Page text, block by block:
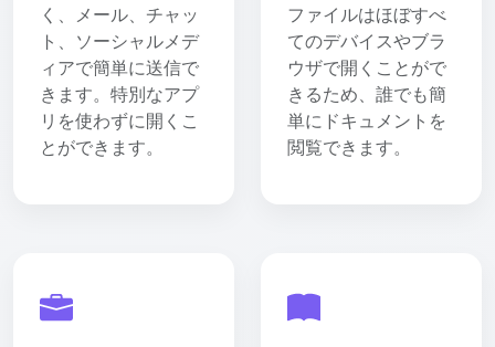
く、メール、チャッ
ト、ソーシャルメデ
ィアで簡単に送信で
きます。特別なアプ
リを使わずに開くこ
とができます。
ファイルはほぼすべ
てのデバイスやブラ
ウザで開くことがで
きるため、誰でも簡
単にドキュメントを
閲覧できます。